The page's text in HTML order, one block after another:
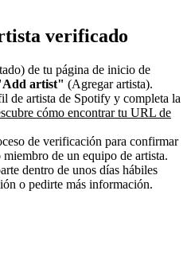
verificado
de tu página de inicio de
artist" (Agregar artista).
de artista de Spotify y completa la
cómo encontrar tu URL de
de verificación para confirmar
de un equipo de artista.
dentro de unos días hábiles
o pedirte más información.